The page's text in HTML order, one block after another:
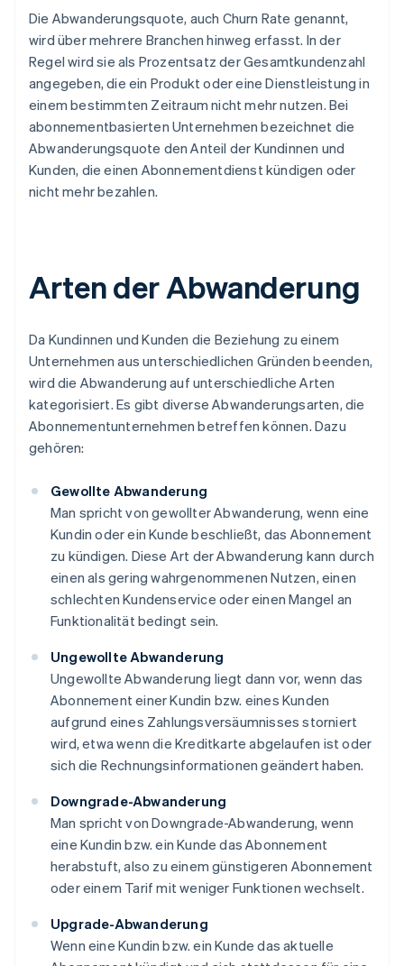
Die Abwanderungsquote, auch Churn Rate genannt,
wird über mehrere Branchen hinweg erfasst. In der
Regel wird sie als Prozentsatz der Gesamtkundenzahl
angegeben, die ein Produkt oder eine Dienstleistung in
einem bestimmten Zeitraum nicht mehr nutzen. Bei
abonnementbasierten Unternehmen bezeichnet die
Abwanderungsquote den Anteil der Kundinnen und
Kunden, die einen Abonnementdienst kündigen oder
nicht mehr bezahlen.
Arten der Abwanderung
Da Kundinnen und Kunden die Beziehung zu einem
Unternehmen aus unterschiedlichen Gründen beenden,
wird die Abwanderung auf unterschiedliche Arten
kategorisiert. Es gibt diverse Abwanderungsarten, die
Abonnementunternehmen betreffen können. Dazu
gehören:
Gewollte Abwanderung
Man spricht von gewollter Abwanderung, wenn eine
Kundin oder ein Kunde beschließt, das Abonnement
zu kündigen. Diese Art der Abwanderung kann durch
einen als gering wahrgenommenen Nutzen, einen
schlechten Kundenservice oder einen Mangel an
Funktionalität bedingt sein.
Ungewollte Abwanderung
Ungewollte Abwanderung liegt dann vor, wenn das
Abonnement einer Kundin bzw. eines Kunden
aufgrund eines Zahlungsversäumnisses storniert
wird, etwa wenn die Kreditkarte abgelaufen ist oder
sich die Rechnungsinformationen geändert haben.
Downgrade-Abwanderung
Man spricht von Downgrade-Abwanderung, wenn
eine Kundin bzw. ein Kunde das Abonnement
herabstuft, also zu einem günstigeren Abonnement
oder einem Tarif mit weniger Funktionen wechselt.
Upgrade-Abwanderung
Wenn eine Kundin bzw. ein Kunde das aktuelle